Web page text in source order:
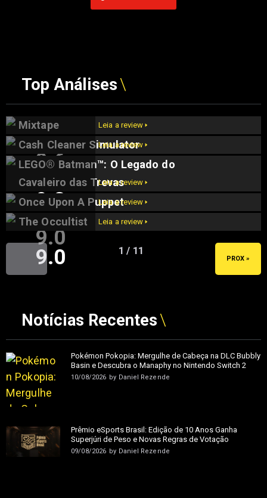
Top Análises
Mixtape
9.6
Leia a review 🢒
Cash Cleaner Simulator
9.5
Leia a review 🢒
LEGO® Batman™: O Legado do
Cavaleiro das Trevas
9.2
Leia a review 🢒
Once Upon A Puppet
9.0
Leia a review 🢒
The Occultist
9.0
Leia a review 🢒
1 / 11
PROX »
Notícias Recentes
Pokémon Pokopia: Mergulhe de Cabeça na DLC Bubbly
Basin e Descubra o Manaphy no Nintendo Switch 2
10/08/2026 by Daniel Rezende
Prêmio eSports Brasil: Edição de 10 Anos Ganha
Superjúri de Peso e Novas Regras de Votação
09/08/2026 by Daniel Rezende